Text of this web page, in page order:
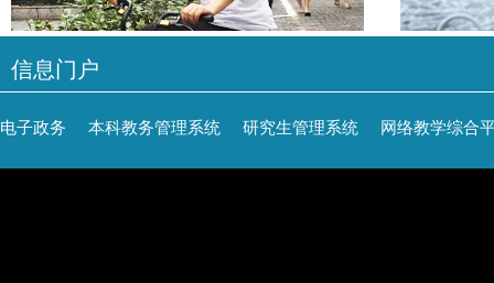
信息门户
电子政务 本科教务管理系统 研究生管理系统 网络教学综合